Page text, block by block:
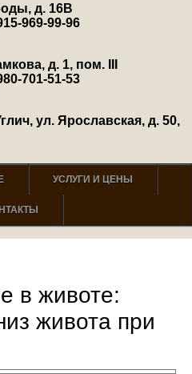
д. 16В
969-99-96
д. 1, пом. III
701-51-53
ул. Ярославская, д. 50,
УСЛУГИ И ЦЕНЫ
в животе:
живота при